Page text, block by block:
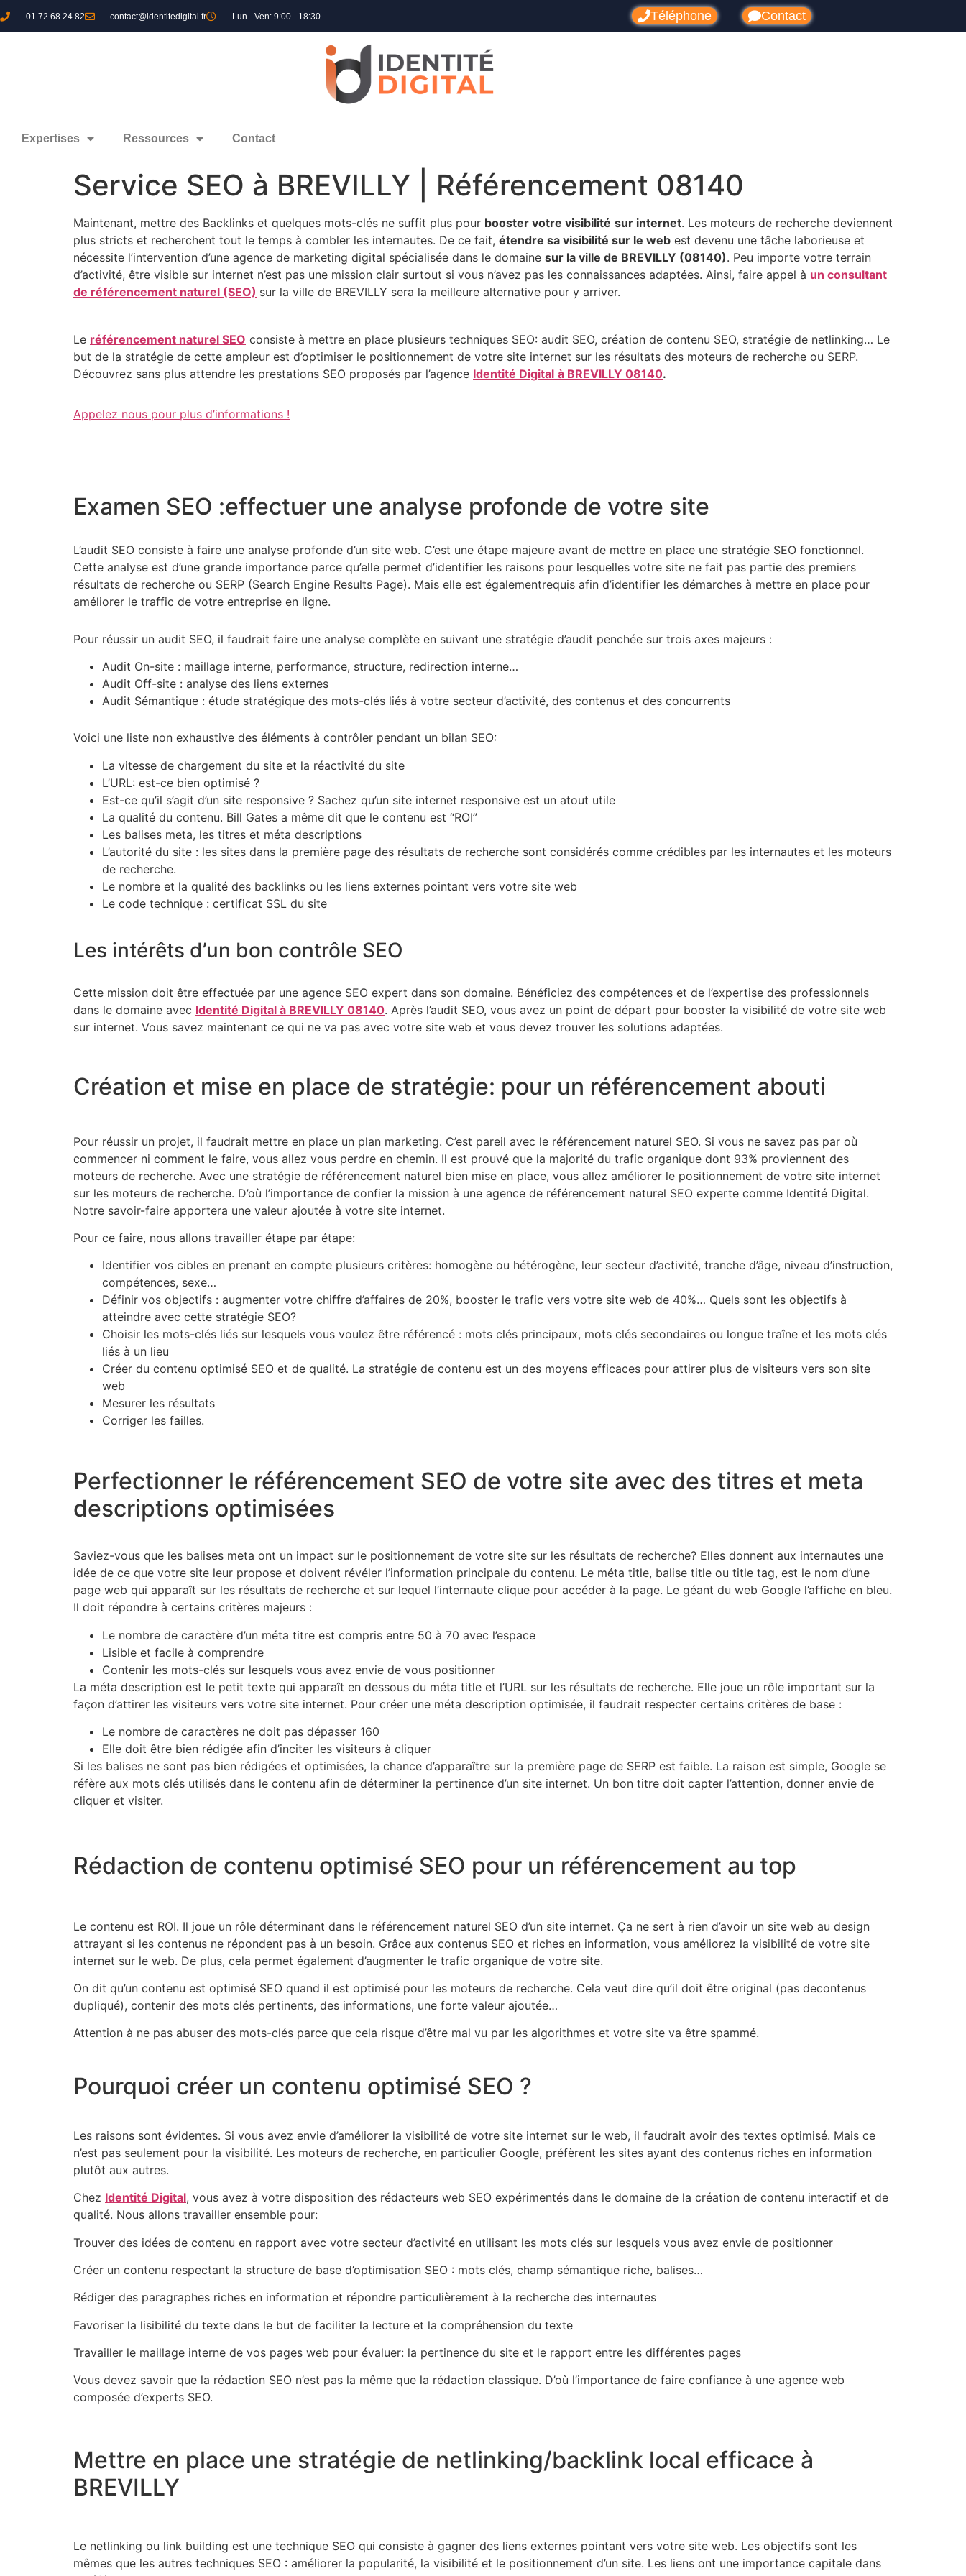
01 72 68 24 82 contact@identitedigital.fr Lun - Ven: 9:00 - 18:30 Téléphone Contact
Expertises Ressources Contact
Service SEO à BREVILLY | Référencement 08140
Maintenant, mettre des Backlinks et quelques mots-clés ne suffit plus pour booster votre visibilité sur internet. Les moteurs de recherche deviennent
plus stricts et recherchent tout le temps à combler les internautes. De ce fait, étendre sa visibilité sur le web est devenu une tâche laborieuse et
nécessite l’intervention d’une agence de marketing digital spécialisée dans le domaine sur la ville de BREVILLY (08140). Peu importe votre terrain
d’activité, être visible sur internet n’est pas une mission clair surtout si vous n’avez pas les connaissances adaptées. Ainsi, faire appel à un consultant
de référencement naturel (SEO) sur la ville de BREVILLY sera la meilleure alternative pour y arriver.
Le référencement naturel SEO consiste à mettre en place plusieurs techniques SEO: audit SEO, création de contenu SEO, stratégie de netlinking… Le
but de la stratégie de cette ampleur est d’optimiser le positionnement de votre site internet sur les résultats des moteurs de recherche ou SERP.
Découvrez sans plus attendre les prestations SEO proposés par l’agence Identité Digital à BREVILLY 08140.
Appelez nous pour plus d’informations !
Examen SEO :effectuer une analyse profonde de votre site
L’audit SEO consiste à faire une analyse profonde d’un site web. C’est une étape majeure avant de mettre en place une stratégie SEO fonctionnel.
Cette analyse est d’une grande importance parce qu’elle permet d’identifier les raisons pour lesquelles votre site ne fait pas partie des premiers
résultats de recherche ou SERP (Search Engine Results Page). Mais elle est égalementrequis afin d’identifier les démarches à mettre en place pour
améliorer le traffic de votre entreprise en ligne.
Pour réussir un audit SEO, il faudrait faire une analyse complète en suivant une stratégie d’audit penchée sur trois axes majeurs :
Audit On-site : maillage interne, performance, structure, redirection interne…
Audit Off-site : analyse des liens externes
Audit Sémantique : étude stratégique des mots-clés liés à votre secteur d’activité, des contenus et des concurrents
Voici une liste non exhaustive des éléments à contrôler pendant un bilan SEO:
La vitesse de chargement du site et la réactivité du site
L’URL: est-ce bien optimisé ?
Est-ce qu’il s’agit d’un site responsive ? Sachez qu’un site internet responsive est un atout utile
La qualité du contenu. Bill Gates a même dit que le contenu est “ROI”
Les balises meta, les titres et méta descriptions
L’autorité du site : les sites dans la première page des résultats de recherche sont considérés comme crédibles par les internautes et les moteurs
de recherche.
Le nombre et la qualité des backlinks ou les liens externes pointant vers votre site web
Le code technique : certificat SSL du site
Les intérêts d’un bon contrôle SEO
Cette mission doit être effectuée par une agence SEO expert dans son domaine. Bénéficiez des compétences et de l’expertise des professionnels
dans le domaine avec Identité Digital à BREVILLY 08140. Après l’audit SEO, vous avez un point de départ pour booster la visibilité de votre site web
sur internet. Vous savez maintenant ce qui ne va pas avec votre site web et vous devez trouver les solutions adaptées.
Création et mise en place de stratégie: pour un référencement abouti
Pour réussir un projet, il faudrait mettre en place un plan marketing. C’est pareil avec le référencement naturel SEO. Si vous ne savez pas par où
commencer ni comment le faire, vous allez vous perdre en chemin. Il est prouvé que la majorité du trafic organique dont 93% proviennent des
moteurs de recherche. Avec une stratégie de référencement naturel bien mise en place, vous allez améliorer le positionnement de votre site internet
sur les moteurs de recherche. D’où l’importance de confier la mission à une agence de référencement naturel SEO experte comme Identité Digital.
Notre savoir-faire apportera une valeur ajoutée à votre site internet.
Pour ce faire, nous allons travailler étape par étape:
Identifier vos cibles en prenant en compte plusieurs critères: homogène ou hétérogène, leur secteur d’activité, tranche d’âge, niveau d’instruction,
compétences, sexe…
Définir vos objectifs : augmenter votre chiffre d’affaires de 20%, booster le trafic vers votre site web de 40%… Quels sont les objectifs à
atteindre avec cette stratégie SEO?
Choisir les mots-clés liés sur lesquels vous voulez être référencé : mots clés principaux, mots clés secondaires ou longue traîne et les mots clés
liés à un lieu
Créer du contenu optimisé SEO et de qualité. La stratégie de contenu est un des moyens efficaces pour attirer plus de visiteurs vers son site
web
Mesurer les résultats
Corriger les failles.
Perfectionner le référencement SEO de votre site avec des titres et meta
descriptions optimisées
Saviez-vous que les balises meta ont un impact sur le positionnement de votre site sur les résultats de recherche? Elles donnent aux internautes une
idée de ce que votre site leur propose et doivent révéler l’information principale du contenu. Le méta title, balise title ou title tag, est le nom d’une
page web qui apparaît sur les résultats de recherche et sur lequel l’internaute clique pour accéder à la page. Le géant du web Google l’affiche en bleu.
Il doit répondre à certains critères majeurs :
Le nombre de caractère d’un méta titre est compris entre 50 à 70 avec l’espace
Lisible et facile à comprendre
Contenir les mots-clés sur lesquels vous avez envie de vous positionner
La méta description est le petit texte qui apparaît en dessous du méta title et l’URL sur les résultats de recherche. Elle joue un rôle important sur la
façon d’attirer les visiteurs vers votre site internet. Pour créer une méta description optimisée, il faudrait respecter certains critères de base :
Le nombre de caractères ne doit pas dépasser 160
Elle doit être bien rédigée afin d’inciter les visiteurs à cliquer
Si les balises ne sont pas bien rédigées et optimisées, la chance d’apparaître sur la première page de SERP est faible. La raison est simple, Google se
réfère aux mots clés utilisés dans le contenu afin de déterminer la pertinence d’un site internet. Un bon titre doit capter l’attention, donner envie de
cliquer et visiter.
Rédaction de contenu optimisé SEO pour un référencement au top
Le contenu est ROI. Il joue un rôle déterminant dans le référencement naturel SEO d’un site internet. Ça ne sert à rien d’avoir un site web au design
attrayant si les contenus ne répondent pas à un besoin. Grâce aux contenus SEO et riches en information, vous améliorez la visibilité de votre site
internet sur le web. De plus, cela permet également d’augmenter le trafic organique de votre site.
On dit qu’un contenu est optimisé SEO quand il est optimisé pour les moteurs de recherche. Cela veut dire qu’il doit être original (pas decontenus
dupliqué), contenir des mots clés pertinents, des informations, une forte valeur ajoutée…
Attention à ne pas abuser des mots-clés parce que cela risque d’être mal vu par les algorithmes et votre site va être spammé.
Pourquoi créer un contenu optimisé SEO ?
Les raisons sont évidentes. Si vous avez envie d’améliorer la visibilité de votre site internet sur le web, il faudrait avoir des textes optimisé. Mais ce
n’est pas seulement pour la visibilité. Les moteurs de recherche, en particulier Google, préfèrent les sites ayant des contenus riches en information
plutôt aux autres.
Chez Identité Digital, vous avez à votre disposition des rédacteurs web SEO expérimentés dans le domaine de la création de contenu interactif et de
qualité. Nous allons travailler ensemble pour:
Trouver des idées de contenu en rapport avec votre secteur d’activité en utilisant les mots clés sur lesquels vous avez envie de positionner
Créer un contenu respectant la structure de base d’optimisation SEO : mots clés, champ sémantique riche, balises…
Rédiger des paragraphes riches en information et répondre particulièrement à la recherche des internautes
Favoriser la lisibilité du texte dans le but de faciliter la lecture et la compréhension du texte
Travailler le maillage interne de vos pages web pour évaluer: la pertinence du site et le rapport entre les différentes pages
Vous devez savoir que la rédaction SEO n’est pas la même que la rédaction classique. D’où l’importance de faire confiance à une agence web
composée d’experts SEO.
Mettre en place une stratégie de netlinking/backlink local efficace à
BREVILLY
Le netlinking ou link building est une technique SEO qui consiste à gagner des liens externes pointant vers votre site web. Les objectifs sont les
mêmes que les autres techniques SEO : améliorer la popularité, la visibilité et le positionnement d’un site. Les liens ont une importance capitale dans